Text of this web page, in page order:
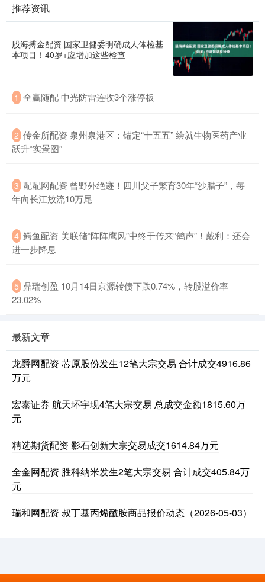
推荐资讯
股海搏金配资 国家卫健委明确成人体检基
本项目！40岁+应增加这些检查
1 全赢随配 中光防雷连收3个涨停板
2 传金所配资 泉州泉港区：锚定“十五五” 绘就生物医药产业
跃升“实景图”
3 配配网配资 曾野外绝迹！四川父子繁育30年“沙腊子”，每
年向长江放流10万尾
4 鳄鱼配资 美联储“阵阵鹰风”中终于传来“鸽声”！戴利：还会
进一步降息
5 鼎瑞创盈 10月14日京源转债下跌0.74%，转股溢价率
23.02%
最新文章
龙爵网配资 芯原股份发生12笔大宗交易 合计成交4916.86
万元
宏泰证券 航天环宇现4笔大宗交易 总成交金额1815.60万
元
精选期货配资 影石创新大宗交易成交1614.84万元
全金网配资 胜科纳米发生2笔大宗交易 合计成交405.84万
元
瑞和网配资 叔丁基丙烯酰胺商品报价动态（2026-05-03）